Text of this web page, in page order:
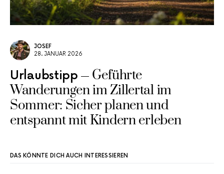
JOSEF
28. JANUAR 2026
Urlaubstipp
Geführte
Wanderungen im Zillertal im
Sommer: Sicher planen und
entspannt mit Kindern erleben
DAS KÖNNTE DICH AUCH INTERESSIEREN